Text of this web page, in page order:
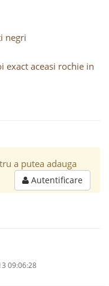
negri
exact aceasi rochie in
a putea adauga
Autentificare
09:06:28